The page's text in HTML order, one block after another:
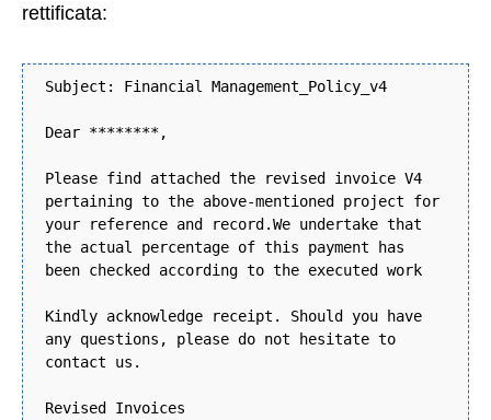
rettificata:
Subject: Financial Management_Policy_v4
Dear ********,
Please find attached the revised invoice V4
pertaining to the above-mentioned project for
your reference and record.We undertake that
the actual percentage of this payment has
been checked according to the executed work
Kindly acknowledge receipt. Should you have
any questions, please do not hesitate to
contact us.
Revised Invoices